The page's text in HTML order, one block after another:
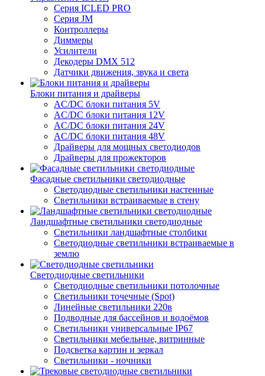
Серия ICLED PRO
Серия JM
Контроллеры
Диммеры
Усилители
Декодеры DMX 512
Датчики движения, звука и света
Блоки питания и драйверы
AC/DC блоки питания 5V
AC/DC блоки питания 12V
AC/DC блоки питания 24V
AC/DC блоки питания 48V
Драйверы для мощных светодиодов
Драйверы для прожекторов
Фасадные светильники светодиодные
Светодиодные светильники настенные
Светильники встраиваемые в стену
Ландшафтные светильники светодиодные
Светильники ландшафтные столбики
Светодиодные светильники встраиваемые в
землю
Светодиодные светильники
Светодиодные светильники потолочные
Светильники точечные (Spot)
Линейные светильники 220в
Подводные для бассейнов и водоёмов
Светильники универсальные IP67
Светильники мебельные, витринные
Подсветка картин и зеркал
Светильники - ночники